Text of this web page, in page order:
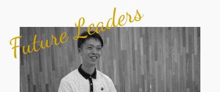
Future Leaders